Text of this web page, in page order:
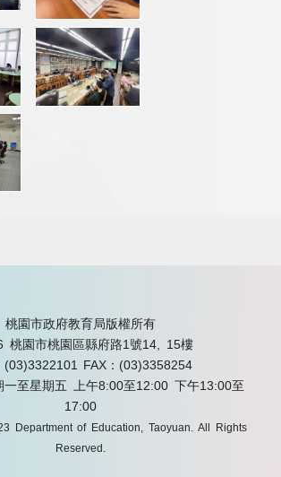
桃園市政府教育局版權所有
桃園市桃園區縣府路1號14, 15樓
(03)3322101
FAX：(03)3358254
一至星期五 上午8:00至12:00 下午13:00至
17:00
Department of Education, Taoyuan. All Rights
Reserved.